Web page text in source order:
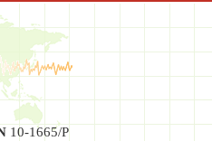
10-1665/P